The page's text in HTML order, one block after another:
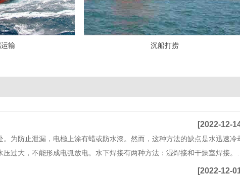
输 沉船打捞
[2022-12-
为防止泄漏，电極上涂有蜡或防水漆。然而，这种方法的缺点是水迅速冷
过大，不能形成电弧放电。水下焊接有两种方法：湿焊接和干燥室焊接。
[2022-12-